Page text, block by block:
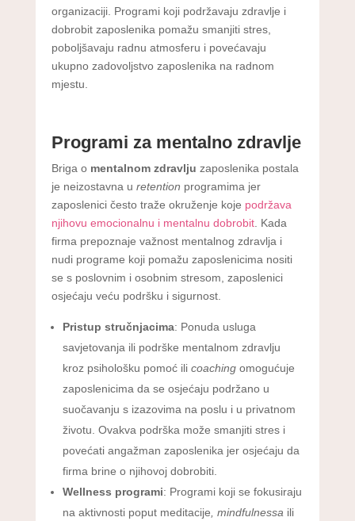
organizaciji. Programi koji podržavaju zdravlje i
dobrobit zaposlenika pomažu smanjiti stres,
poboljšavaju radnu atmosferu i povećavaju
ukupno zadovoljstvo zaposlenika na radnom
mjestu.
Programi za mentalno zdravlje
Briga o mentalnom zdravlju zaposlenika postala
je neizostavna u retention programima jer
zaposlenici često traže okruženje koje podržava
njihovu emocionalnu i mentalnu dobrobit. Kada
firma prepoznaje važnost mentalnog zdravlja i
nudi programe koji pomažu zaposlenicima nositi
se s poslovnim i osobnim stresom, zaposlenici
osjećaju veću podršku i sigurnost.
Pristup stručnjacima: Ponuda usluga
savjetovanja ili podrške mentalnom zdravlju
kroz psihološku pomoć ili coachingomogućuje
zaposlenicima da se osjećaju podržano u
suočavanju s izazovima na poslu i u privatnom
životu. Ovakva podrška može smanjiti stres i
povećati angažman zaposlenika jer osjećaju da
firma brine o njihovoj dobrobiti.
Wellness programi: Programi koji se fokusiraju
na aktivnosti poput meditacije , mindfulnessa ili